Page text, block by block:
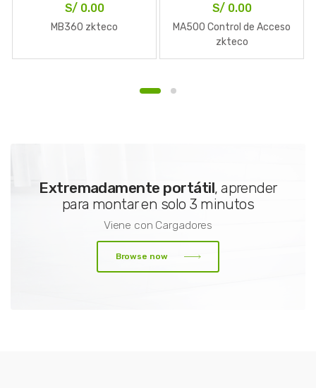
S/ 0.00
MB360 zkteco
S/ 0.00
MA500 Control de Acceso
zkteco
Extremadamente portátil, aprender
para montar en solo 3 minutos
Viene con Cargadores
Browse now